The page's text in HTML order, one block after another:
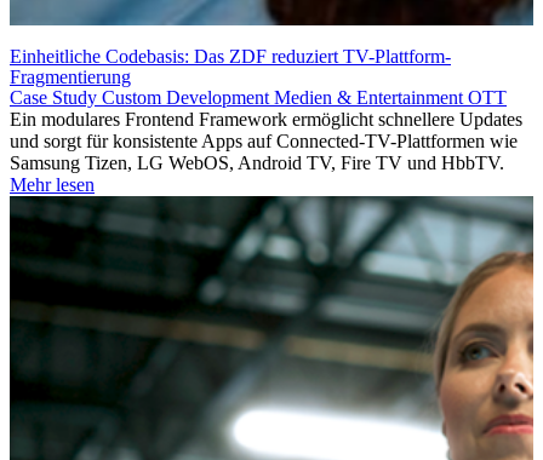
Einheitliche Codebasis: Das ZDF reduziert TV-Plattform-
Fragmentierung
Case Study Custom Development Medien & Entertainment OTT
Ein modulares Frontend Framework ermöglicht schnellere Updates
und sorgt für konsistente Apps auf Connected-TV-Plattformen wie
Samsung Tizen, LG WebOS, Android TV, Fire TV und HbbTV.
Mehr lesen